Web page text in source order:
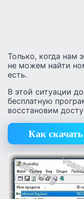
Только, когда нам
не можем найти
есть.
В этой ситуации
бесплатную
восстановим
Как